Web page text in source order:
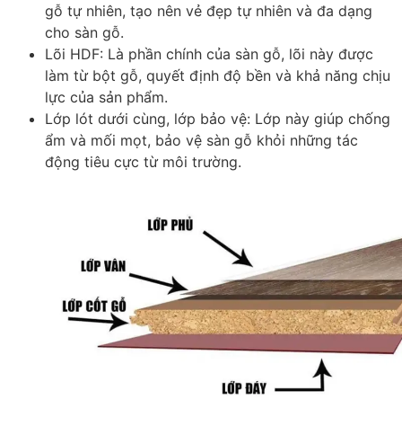
gỗ tự nhiên, tạo nên vẻ đẹp tự nhiên và đa dạng
cho sàn gỗ.
Lõi HDF: Là phần chính của sàn gỗ, lõi này được
làm từ bột gỗ, quyết định độ bền và khả năng chịu
lực của sản phẩm.
Lớp lót dưới cùng, lớp bảo vệ: Lớp này giúp chống
ẩm và mối mọt, bảo vệ sàn gỗ khỏi những tác
động tiêu cực từ môi trường.